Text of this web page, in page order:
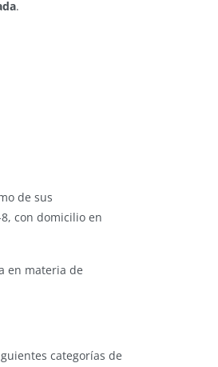
.
de sus
8, con domicilio en
en materia de
categorías de